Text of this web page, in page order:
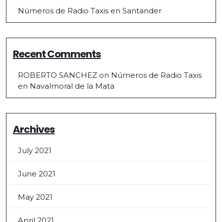
Números de Radio Taxis en Santander
Recent Comments
ROBERTO SANCHEZ on Números de Radio Taxis
en Navalmoral de la Mata
Archives
July 2021
June 2021
May 2021